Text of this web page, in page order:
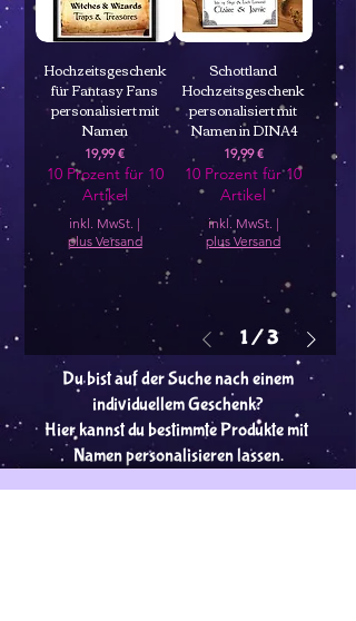
Hochzeitsgeschenk
für Fantasy Fans
personalisiert mit
Namen
Preis
19,99 €
10 Prozent für 10
Artikel
inkl. MwSt. |
plus Versand
Schottland
Hochzeitsgeschenk
personalisiert mit
Namen in DINA4
Preis
19,99 €
10 Prozent für 10
Artikel
inkl. MwSt. |
plus Versand
1/3
Du bist auf der Suche nach einem
individuellem Geschenk?
Hier kannst du bestimmte Produkte mit
Namen personalisieren lassen.